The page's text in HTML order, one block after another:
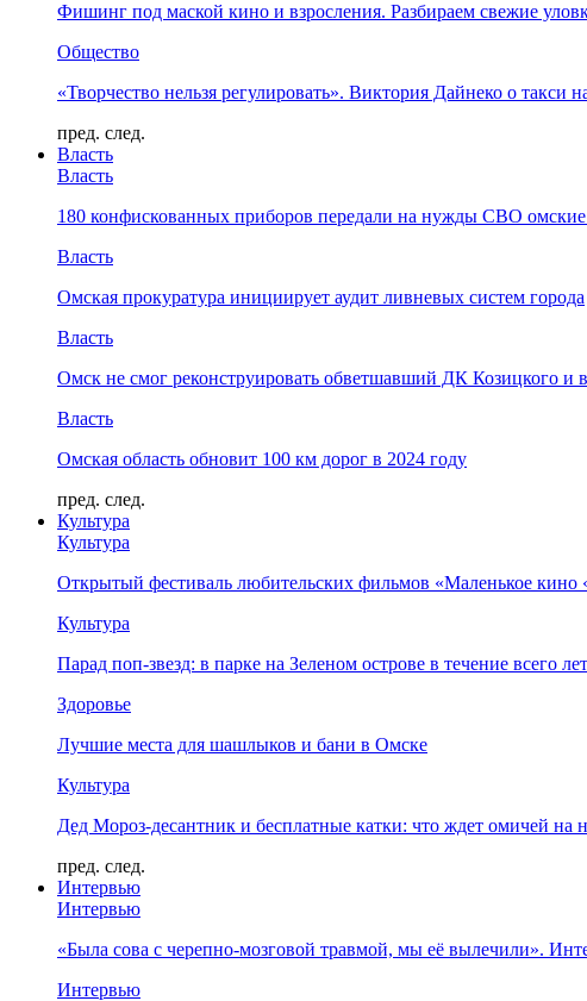
Фишинг под маской кино и взросления. Разбираем свежие
Общество
«Творчество нельзя регулировать». Виктория Дайнеко о такси
пред. след.
Власть
Власть
180 конфискованных приборов передали на нужды СВО
Власть
Омская прокуратура инициирует аудит ливневых систем города
Власть
Омск не смог реконструировать обветшавший ДК Козицкого и
Власть
Омская область обновит 100 км дорог в 2024 году
пред. след.
Культура
Культура
Открытый фестиваль любительских фильмов «Маленькое кино
Культура
Парад поп-звезд: в парке на Зеленом острове в течение всего
Здоровье
Лучшие места для шашлыков и бани в Омске
Культура
Дед Мороз-десантник и бесплатные катки: что ждет омичей на
пред. след.
Интервью
Интервью
«Была сова с черепно-мозговой травмой, мы её вылечили».
Интервью